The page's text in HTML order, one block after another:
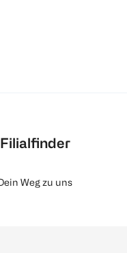
Filialfinder
Weg zu uns